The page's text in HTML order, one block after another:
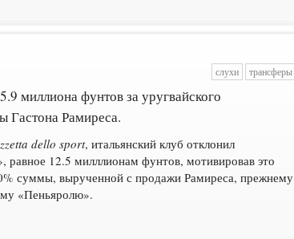
слухи трансферы
миллиона фунтов за уругвайского
Гастона Рамиреса.
dello sport, итальянский клуб отклонил
равное 12.5 милллионам фунтов, мотивировав это
суммы, вырученной с продажи Рамиреса, прежнему
«Пеньяролю».